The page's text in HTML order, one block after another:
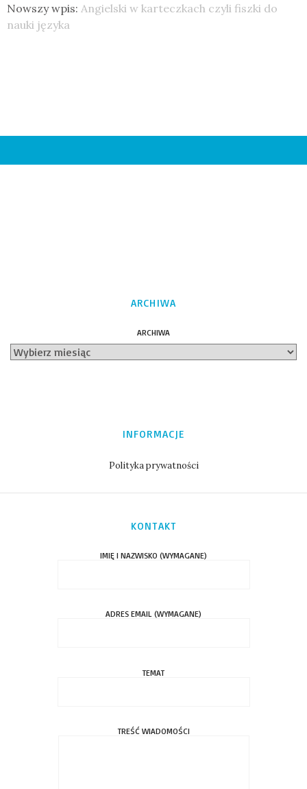
Nowszy wpis: Angielski w karteczkach czyli fiszki do
nauki języka
ARCHIWA
ARCHIWA
INFORMACJE
Polityka prywatności
KONTAKT
IMIĘ I NAZWISKO (WYMAGANE)
ADRES EMAIL (WYMAGANE)
TEMAT
TREŚĆ WIADOMOŚCI